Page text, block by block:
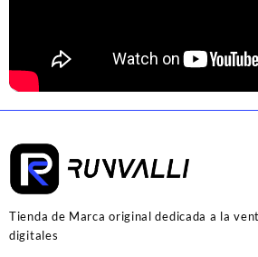
Tienda de Marca original dedicada a la
digitales